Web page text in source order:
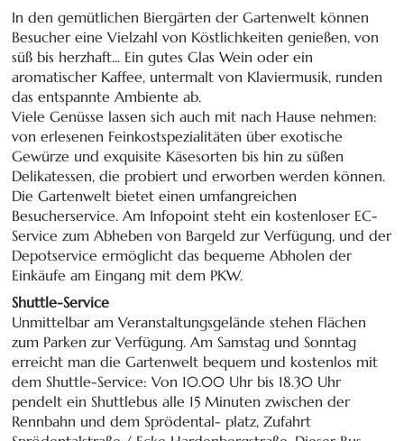
In den gemütlichen Biergärten der Gartenwelt können
Besucher eine Vielzahl von Köstlichkeiten genießen, von
süß bis herzhaft... Ein gutes Glas Wein oder ein
aromatischer Kaffee, untermalt von Klaviermusik, runden
das entspannte Ambiente ab.
Viele Genüsse lassen sich auch mit nach Hause nehmen:
von erlesenen Feinkostspezialitäten über exotische
Gewürze und exquisite Käsesorten bis hin zu süßen
Delikatessen, die probiert und erworben werden können.
Die Gartenwelt bietet einen umfangreichen
Besucherservice. Am Infopoint steht ein kostenloser EC-
Service zum Abheben von Bargeld zur Verfügung, und der
Depotservice ermöglicht das bequeme Abholen der
Einkäufe am Eingang mit dem PKW.
Shuttle-Service
Unmittelbar am Veranstaltungsgelände stehen Flächen
zum Parken zur Verfügung. Am Samstag und Sonntag
erreicht man die Gartenwelt bequem und kostenlos mit
dem Shuttle-Service: Von 10.00 Uhr bis 18.30 Uhr
pendelt ein Shuttlebus alle 15 Minuten zwischen der
Rennbahn und dem Sprödental- platz, Zufahrt